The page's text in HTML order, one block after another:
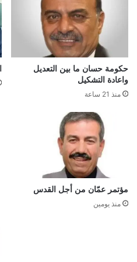
حكومة حسان ما بين التعديل
واعادة التشكيل
منذ 21 ساعة
مؤتمر عمّان من أجل القدس
منذ يومين